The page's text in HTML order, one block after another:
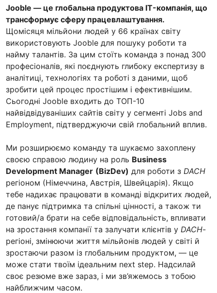
Jooble — це глобальна продуктова IT-компанія, що
трансформує сферу працевлаштування.
Щомісяця мільйони людей у 66 країнах світу
використовують Jooble для пошуку роботи та
найму талантів. За цим стоїть команда з понад 300
професіоналів, які поєднують глибоку експертизу в
аналітиці, технологіях та роботі з даними, щоб
зробити цей процес простішим і ефективнішим.
Сьогодні Jooble входить до ТОП-10
найвідвідуваніших сайтів світу у сегменті Jobs and
Employment, підтверджуючи свій глобальний вплив.
Ми розширюємо команду та шукаємо захоплену
своєю справою людину на роль Business
Development Manager (BizDev) для роботи з DACH
регіоном (Німеччина, Австрія, Швейцарія). Якщо
тебе надихає працювати в команді відкритих людей,
де панує підтримка та спільні цінності, а також ти
готовий/а брати на себе відповідальність, впливати
на зростання компанії та залучати клієнтів у DACH-
регіоні, змінюючи життя мільйонів людей у світі й
зростаючи разом із глобальним продуктом, — це
може стати твоїм ідеальним next step. Надсилай
своє резюме вже зараз, і ми зв’яжемось з тобою
найближчим часом.